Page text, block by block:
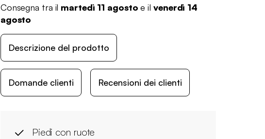
Consegna tra il martedì 11 agosto e il venerdì 14
agosto
Descrizione del prodotto
Domande clienti Recensioni dei clienti
Piedi con ruote